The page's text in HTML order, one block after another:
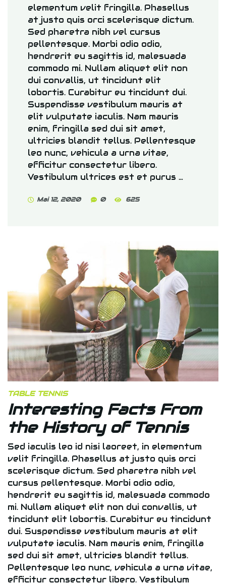
elementum velit fringilla. Phasellus
at justo quis orci scelerisque dictum.
Sed pharetra nibh vel cursus
pellentesque. Morbi odio odio,
hendrerit eu sagittis id, malesuada
commodo mi. Nullam aliquet elit non
dui convallis, ut tincidunt elit
lobortis. Curabitur eu tincidunt dui.
Suspendisse vestibulum mauris at
elit vulputate iaculis. Nam mauris
enim, fringilla sed dui sit amet,
ultricies blandit tellus. Pellentesque
leo nunc, vehicula a urna vitae,
efficitur consectetur libero.
Vestibulum ultrices est et purus …
Mai 12, 2020 0 625
TABLE TENNIS
Interesting Facts From
the History of Tennis
Sed iaculis leo id nisi laoreet, in elementum
velit fringilla. Phasellus at justo quis orci
scelerisque dictum. Sed pharetra nibh vel
cursus pellentesque. Morbi odio odio,
hendrerit eu sagittis id, malesuada commodo
mi. Nullam aliquet elit non dui convallis, ut
tincidunt elit lobortis. Curabitur eu tincidunt
dui. Suspendisse vestibulum mauris at elit
vulputate iaculis. Nam mauris enim, fringilla
sed dui sit amet, ultricies blandit tellus.
Pellentesque leo nunc, vehicula a urna vitae,
efficitur consectetur libero. Vestibulum